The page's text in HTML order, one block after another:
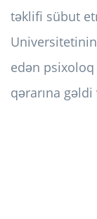
təklifi sübut
edən psixoloq
qərarına